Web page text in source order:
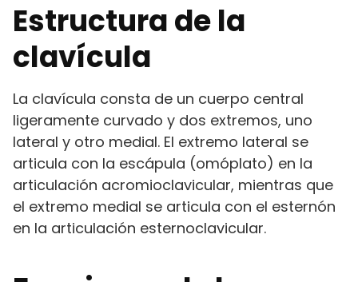
Estructura de la
clavícula
La clavícula consta de un cuerpo central
ligeramente curvado y dos extremos, uno
lateral y otro medial. El extremo lateral se
articula con la escápula (omóplato) en la
articulación acromioclavicular, mientras que
el extremo medial se articula con el esternón
en la articulación esternoclavicular.